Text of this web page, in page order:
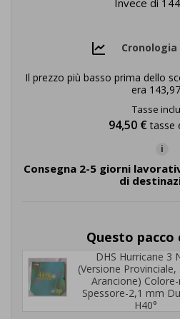
Invece di
Il prezzo più basso prima dello
era
Tasse
94,50 €tasse
i
Consegna 2-5 giorni
di
Questo pacco
DHS Hurricane 3
(Versione Provinciale,
Arancione)
Spessore-2,1 mm
H40°